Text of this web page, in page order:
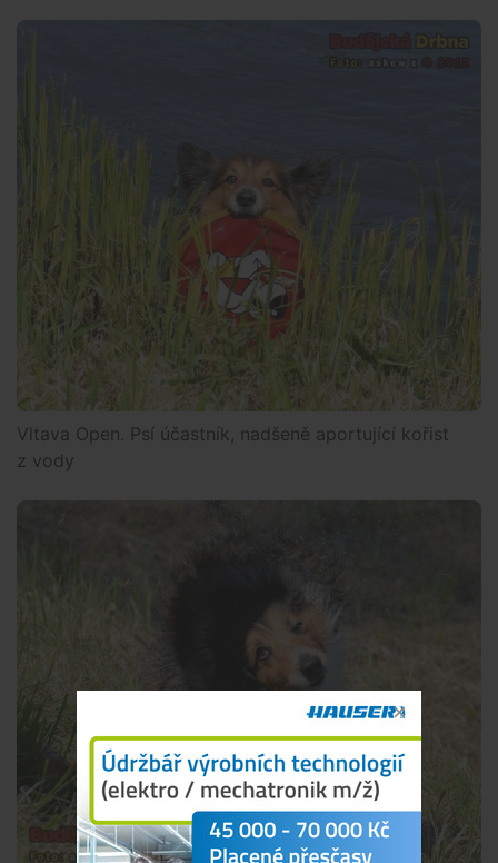
Vltava Open. Psí účastník, nadšeně aportující kořist
z vody